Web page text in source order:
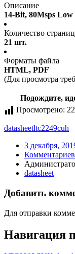
Описание
14-Bit, 80Msps
Количество страниц
21 шт.
Форматы файла
HTML, PDF
(Для просмотра
Подождите,
Просмотрено:
datasheetltc2249cuh
3 декабря,
datasheet
Добавить
Для отправки
Навигация